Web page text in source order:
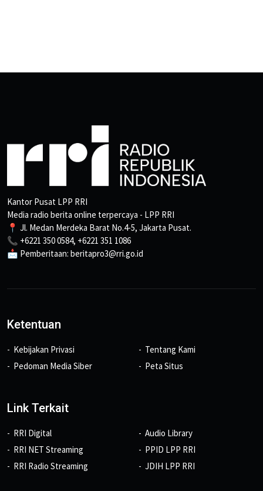
Kantor Pusat LPP RRI
Media radio berita online terpercaya - LPP RRI
📍 Jl. Medan Merdeka Barat No.4-5, Jakarta Pusat.
📞 +6221 350 0584, +6221 351 1086
📩 Pemberitaan: beritapro3@rri.go.id
Ketentuan
Kebijakan Privasi
Pedoman Media Siber
Tentang Kami
Peta Situs
Link Terkait
RRI Digital
RRI NET Streaming
RRI Radio Streaming
Audio Library
PPID LPP RRI
JDIH LPP RRI